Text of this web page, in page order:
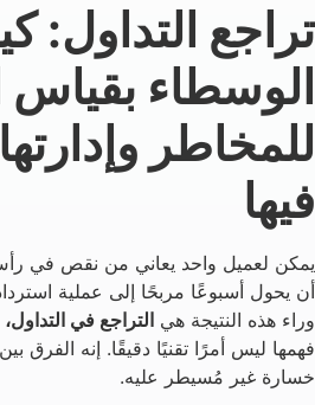
تراجع التداول:
الوسطاء
للمخاطر
فيها
يمكن لعميل واحد يعاني من نقص في
أن يحول أسبوعًا مربحًا إلى عملية
وراء هذه النتيجة هي التراجع في التداول،
فهمها ليس أمرًا تقنيًا دقيقًا. إنه
خسارة غير مُسيطر عليه.